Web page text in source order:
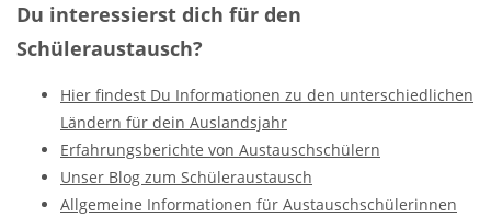
Du interessierst dich für den
Schüleraustausch?
Hier findest Du Informationen zu den unterschiedlichen
Ländern für dein Auslandsjahr
Erfahrungsberichte von Austauschschülern
Unser Blog zum Schüleraustausch
Allgemeine Informationen für Austauschschülerinnen